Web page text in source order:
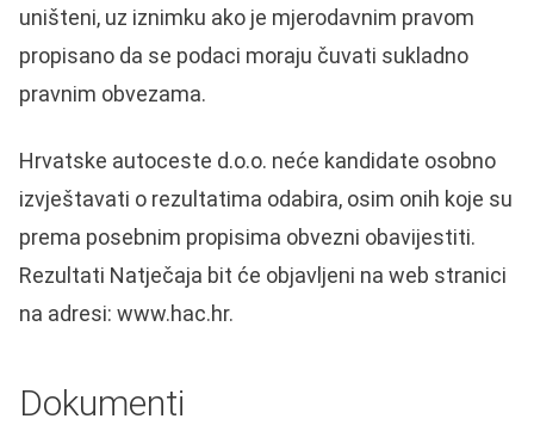
uništeni, uz iznimku ako je mjerodavnim pravom
propisano da se podaci moraju čuvati sukladno
pravnim obvezama.
Hrvatske autoceste d.o.o. neće kandidate osobno
izvještavati o rezultatima odabira, osim onih koje su
prema posebnim propisima obvezni obavijestiti.
Rezultati Natječaja bit će objavljeni na web stranici
na adresi: www.hac.hr.
Dokumenti